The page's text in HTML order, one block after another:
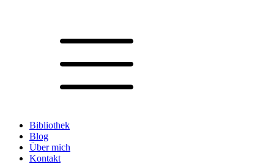
Bibliothek
Blog
Über mich
Kontakt